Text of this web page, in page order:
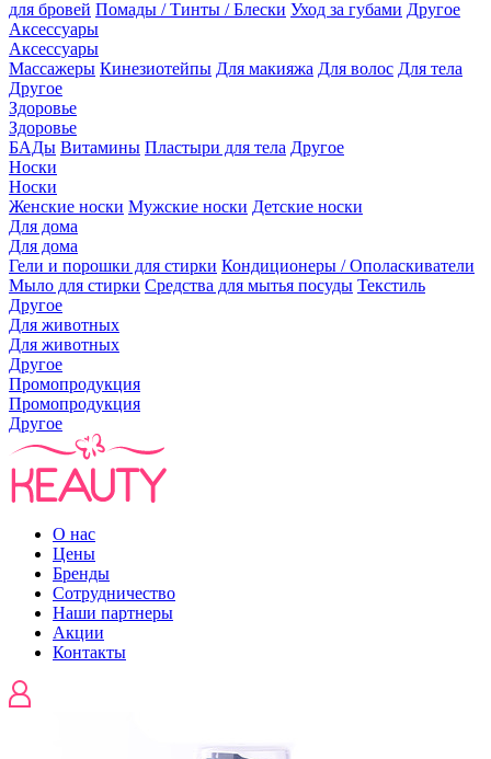
для бровей Помады / Тинты / Блески Уход за губами Другое
Аксессуары
Аксессуары
Массажеры Кинезиотейпы Для макияжа Для волос Для тела
Другое
Здоровье
Здоровье
БАДы Витамины Пластыри для тела Другое
Носки
Носки
Женские носки Мужские носки Детские носки
Для дома
Для дома
Гели и порошки для стирки Кондиционеры / Ополаскиватели
Мыло для стирки Средства для мытья посуды Текстиль
Другое
Для животных
Для животных
Другое
Промопродукция
Промопродукция
Другое
О нас
Цены
Бренды
Сотрудничество
Наши партнеры
Акции
Контакты